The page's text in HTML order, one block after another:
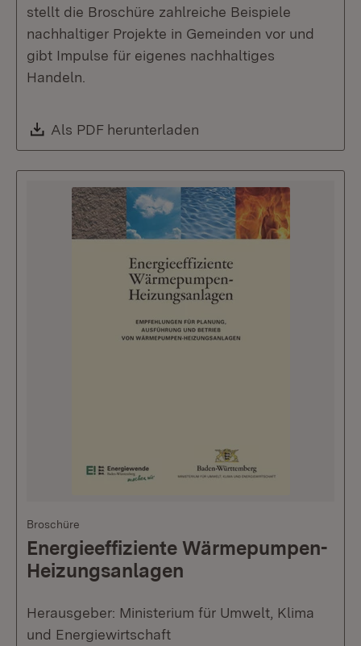
stellt die Broschüre zahlreiche Beispiele
nachhaltiger Projekte in Gemeinden vor und
gibt Impulse für eigenes nachhaltiges
Handeln.
Download:
Als PDF herunterladen
Broschüre
Energieeffiziente Wärmepumpen-
Heizungsanlagen
Herausgeber: Ministerium für Umwelt, Klima
und Energiewirtschaft